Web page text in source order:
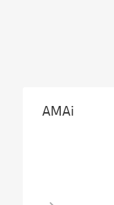
AMAi